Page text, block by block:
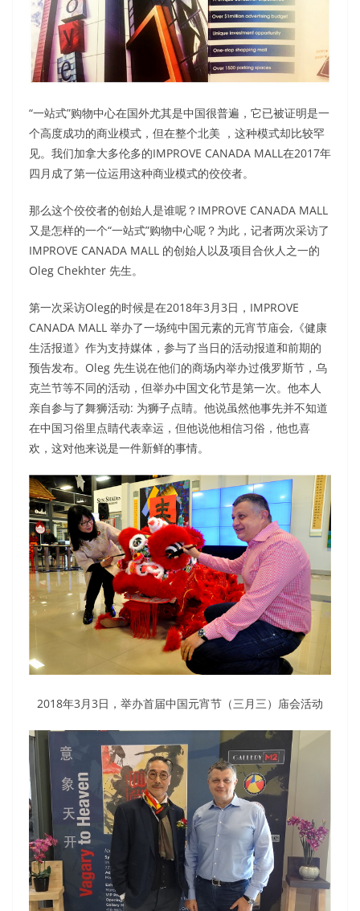
“一站式”购物中心在国外尤其是中国很普遍，它已被证明是一
个高度成功的商业模式，但在整个北美 ，这种模式却比较罕
见。我们加拿大多伦多的IMPROVE CANADA MALL在2017年
四月成了第一位运用这种商业模式的佼佼者。
那么这个佼佼者的创始人是谁呢？IMPROVE CANADA MALL
又是怎样的一个“一站式”购物中心呢？为此，记者两次采访了
IMPROVE CANADA MALL 的创始人以及项目合伙人之一的
Oleg Chekhter 先生。
第一次采访Oleg的时候是在2018年3月3日，IMPROVE
CANADA MALL 举办了一场纯中国元素的元宵节庙会,《健康
生活报道》作为支持媒体，参与了当日的活动报道和前期的
预告发布。Oleg 先生说在他们的商场内举办过俄罗斯节，乌
克兰节等不同的活动，但举办中国文化节是第一次。他本人
亲自参与了舞狮活动: 为狮子点睛。他说虽然他事先并不知道
在中国习俗里点睛代表幸运，但他说他相信习俗，他也喜
欢，这对他来说是一件新鲜的事情。
2018年3月3日，举办首届中国元宵节（三月三）庙会活动